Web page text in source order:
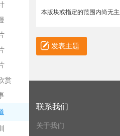
赏
平
本版块或指定的范围内尚无
发表主题
联系我们
关于我们